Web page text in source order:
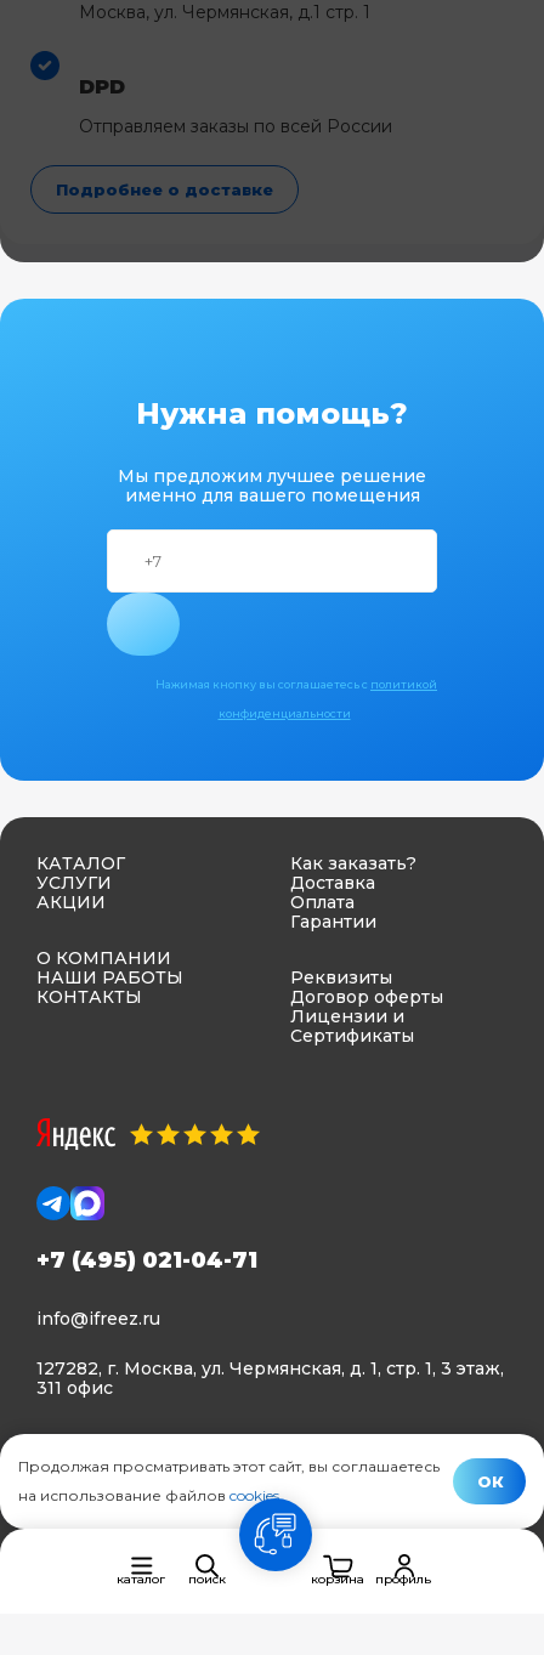
Москва, ул. Чермянская, д.1 стр. 1
DPD
Отправляем заказы по всей России
Подробнее о доставке
Нужна помощь?
Мы предложим лучшее решение
именно для вашего помещения
Нажимая кнопку вы соглашаетесь с политикой
конфиденциальности
КАТАЛОГ
УСЛУГИ
АКЦИИ
О КОМПАНИИ
НАШИ РАБОТЫ
КОНТАКТЫ
Как заказать?
Доставка
Оплата
Гарантии
Реквизиты
Договор оферты
Лицензии и
Сертификаты
+7 (495) 021-04-71
info@ifreez.ru
127282, г. Москва, ул. Чермянская, д. 1, стр. 1, 3 этаж,
311 офис
Политика конфиденциальности
© Ifreez - продажа и установка климатической техники,
каталог поиск
связь
корзина
профиль
Продолжая просматривать этот сайт, вы соглашаетесь
на использование файлов cookies.
ОК